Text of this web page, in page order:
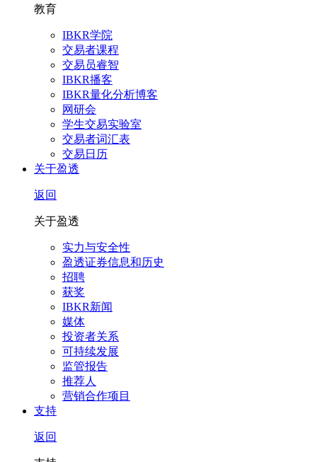
教育
IBKR学院
交易者课程
交易员睿智
IBKR播客
IBKR量化分析博客
网研会
学生交易实验室
交易者词汇表
交易日历
关于盈透
返回
关于盈透
实力与安全性
盈透证券信息和历史
招聘
获奖
IBKR新闻
媒体
投资者关系
可持续发展
监管报告
推荐人
营销合作项目
支持
返回